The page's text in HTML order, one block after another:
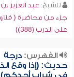
للشيخ: عبد العزيز بن
جزء من محاضرة (
على الدرب (388))
الفهرس:درجة
حديث: (إذا وقع
في شراب أحدكم)